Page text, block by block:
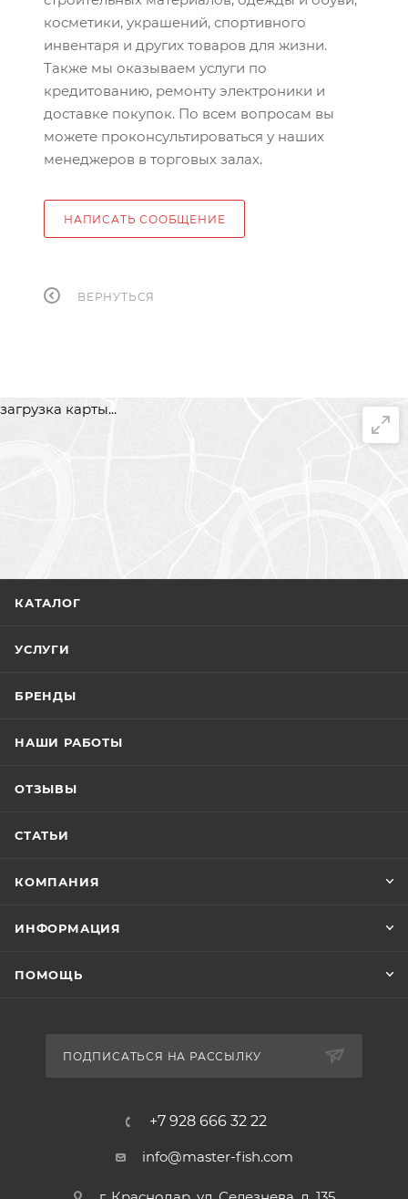
косметики, украшений, спортивного
инвентаря и других товаров для жизни.
Также мы оказываем услуги по
кредитованию, ремонту электроники и
доставке покупок. По всем вопросам вы
можете проконсультироваться у наших
менеджеров в торговых залах.
НАПИСАТЬ СООБЩЕНИЕ
ВЕРНУТЬСЯ
загрузка карты...
КАТАЛОГ
УСЛУГИ
БРЕНДЫ
НАШИ РАБОТЫ
ОТЗЫВЫ
СТАТЬИ
КОМПАНИЯ
ИНФОРМАЦИЯ
ПОМОЩЬ
ПОДПИСАТЬСЯ НА РАССЫЛКУ
+7 928 666 32 22
info@master-fish.com